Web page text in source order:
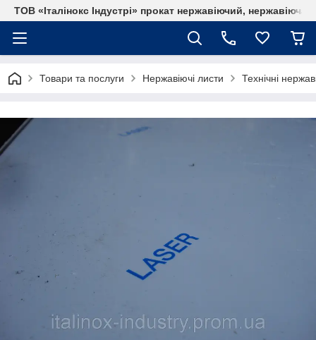
ТОВ «Італінокс Індустрі» прокат нержавіючий, нержавіюча
Товари та послуги Нержавіючі листи Технічні